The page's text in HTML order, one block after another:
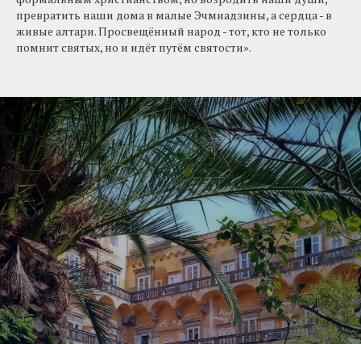
превратить наши дома в малые Эчмиадзины, а сердца - в
живые алтари. Просвещённый народ - тот, кто не только
помнит святых, но и идёт путём святости».